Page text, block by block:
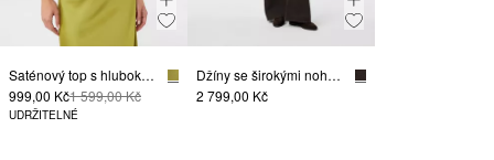
Saténový top s hlubokým výstřihem
999,00 Kč1 599,00 Kč
UDRŽITELNÉ
Džíny se širokými nohavicemi, se střihem Relaxed Fit
2 799,00 Kč